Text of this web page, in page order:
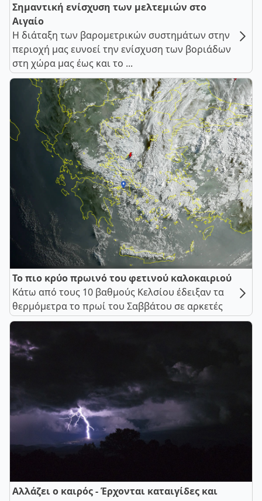
Σημαντική ενίσχυση των μελτεμιών στο
Αιγαίο
Η διάταξη των βαρομετρικών συστημάτων στην
περιοχή μας ευνοεί την ενίσχυση των βοριάδων
στη χώρα μας έως και το ...
Το πιο κρύο πρωινό του φετινού καλοκαιριού
Κάτω από τους 10 βαθμούς Κελσίου έδειξαν τα
θερμόμετρα το πρωί του Σαββάτου σε αρκετές
Αλλάζει ο καιρός - Έρχονται καταιγίδες και